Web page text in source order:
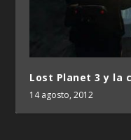
Lost Planet 3 y la
14 agosto, 2012